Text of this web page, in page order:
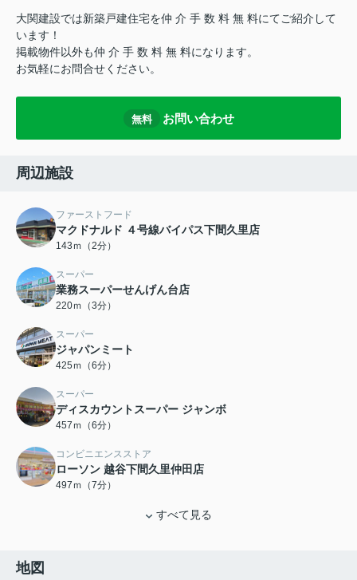
大関建設では新築戸建住宅を仲 介 手 数 料 無 料にてご紹介して
います！
掲載物件以外も仲 介 手 数 料 無 料になります。
お気軽にお問合せください。
無料 お問い合わせ
周辺施設
ファーストフード
マクドナルド ４号線バイパス下間久里店
143ｍ（2分）
スーパー
業務スーパーせんげん台店
220ｍ（3分）
スーパー
ジャパンミート
425ｍ（6分）
スーパー
ディスカウントスーパー ジャンボ
457ｍ（6分）
コンビニエンスストア
ローソン 越谷下間久里仲田店
497ｍ（7分）
すべて見る
地図